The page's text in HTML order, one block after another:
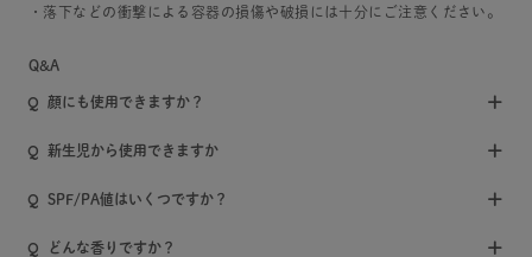
・落下などの衝撃による容器の損傷や破損には十分にご注意ください。
Q&A
顔にも使用できますか？
新生児から使用できますか
SPF/PA値はいくつですか？
どんな香りですか？